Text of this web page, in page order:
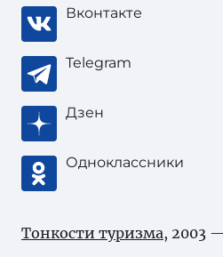
Вконтакте
Telegram
Дзен
Одноклассники
Тонкости туризма, 2003